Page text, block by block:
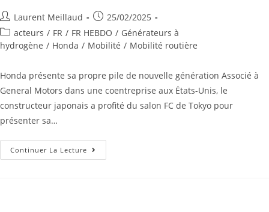
Laurent Meillaud
25/02/2025
acteurs / FR / FR HEBDO / Générateurs à
hydrogène / Honda / Mobilité / Mobilité routière
Honda présente sa propre pile de nouvelle génération Associé à
General Motors dans une coentreprise aux États-Unis, le
constructeur japonais a profité du salon FC de Tokyo pour
présenter sa…
Continuer La Lecture